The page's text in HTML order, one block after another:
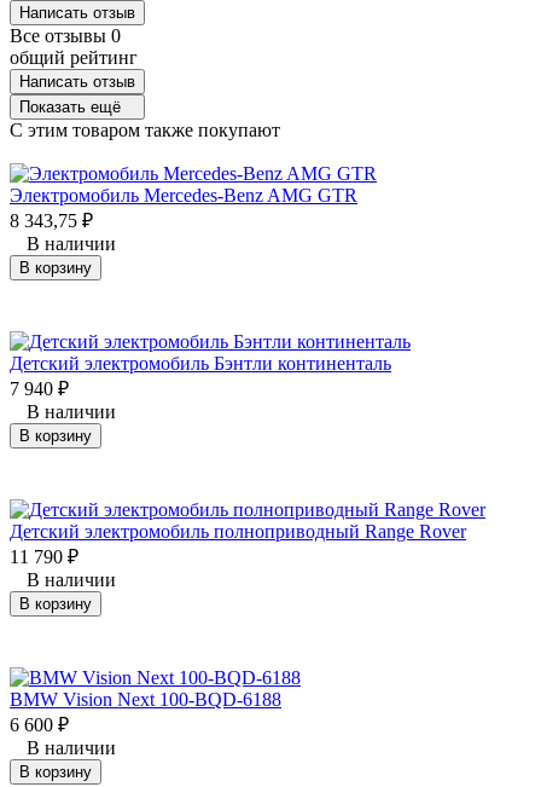
Написать отзыв
Все отзывы 0
общий рейтинг
Написать отзыв
Показать ещё
C этим товаром также покупают
Электромобиль Mercedes-Benz AMG GTR
8 343,75 ₽
В наличии
В корзину
Детский электромобиль Бэнтли континенталь
7 940 ₽
В наличии
В корзину
Детский электромобиль полноприводный Range Rover
11 790 ₽
В наличии
В корзину
BMW Vision Next 100-BQD-6188
6 600 ₽
В наличии
В корзину